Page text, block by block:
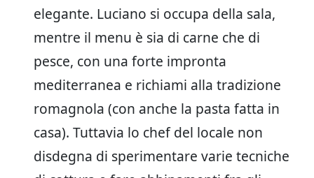
elegante. Luciano si occupa della sala,
mentre il menu è sia di carne che di
pesce, con una forte impronta
mediterranea e richiami alla tradizione
romagnola (con anche la pasta fatta in
casa). Tuttavia lo chef del locale non
disdegna di sperimentare varie tecniche